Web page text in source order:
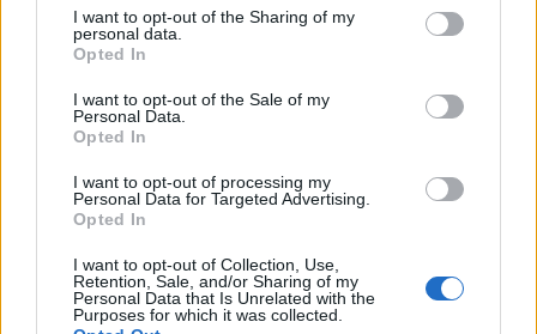
I want to opt-out of the Sharing of my
personal data.
Opted In
I want to opt-out of the Sale of my
Personal Data.
Opted In
I want to opt-out of processing my
Personal Data for Targeted Advertising.
Opted In
I want to opt-out of Collection, Use,
Retention, Sale, and/or Sharing of my
Personal Data that Is Unrelated with the
Purposes for which it was collected.
Sütibeállítások
Médiatér
Liget
Krónika